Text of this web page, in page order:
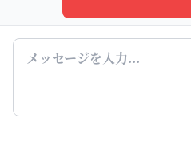
リュウツー先生